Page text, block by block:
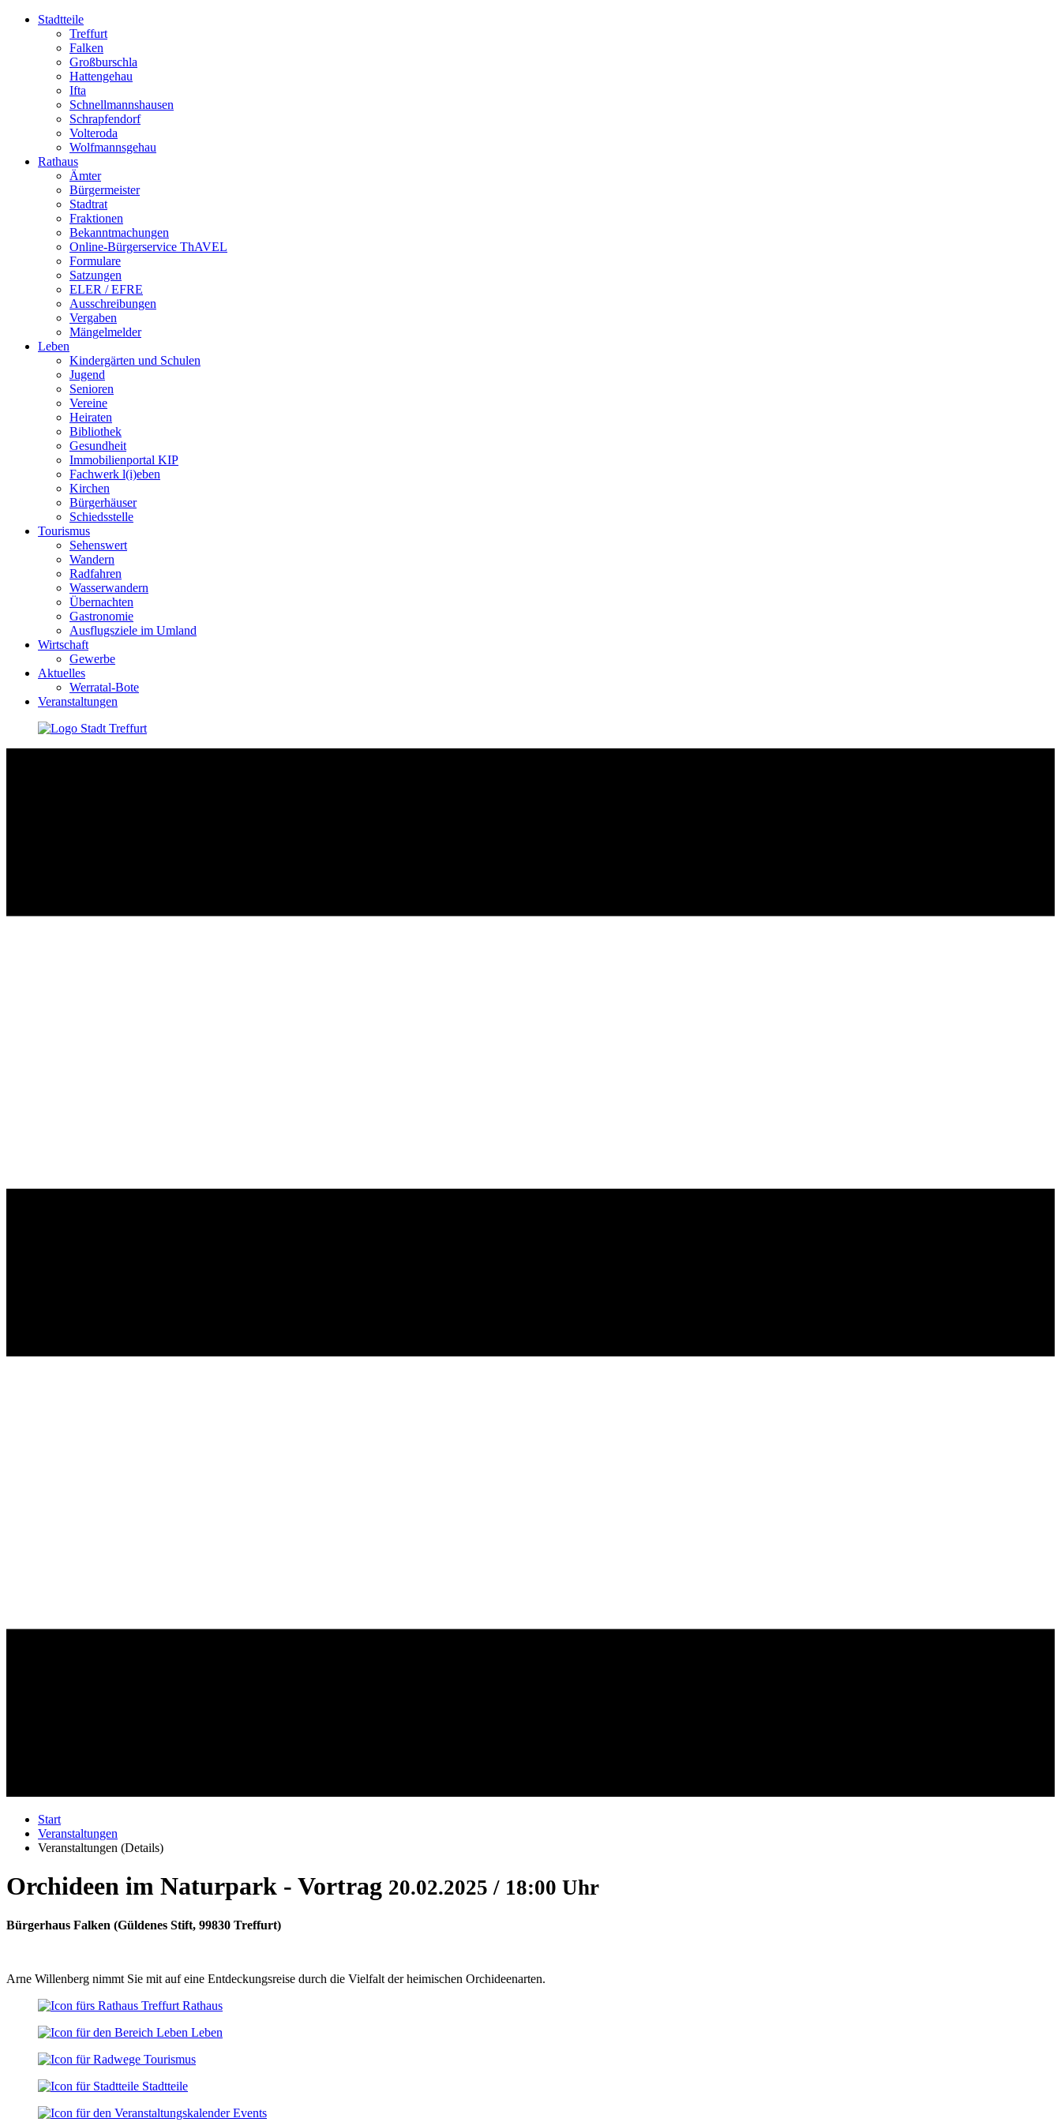
Stadtteile
Treffurt
Falken
Großburschla
Hattengehau
Ifta
Schnellmannshausen
Schrapfendorf
Volteroda
Wolfmannsgehau
Rathaus
Ämter
Bürgermeister
Stadtrat
Fraktionen
Bekanntmachungen
Online-Bürgerservice ThAVEL
Formulare
Satzungen
ELER / EFRE
Ausschreibungen
Vergaben
Mängelmelder
Leben
Kindergärten und Schulen
Jugend
Senioren
Vereine
Heiraten
Bibliothek
Gesundheit
Immobilienportal KIP
Fachwerk l(i)eben
Kirchen
Bürgerhäuser
Schiedsstelle
Tourismus
Sehenswert
Wandern
Radfahren
Wasserwandern
Übernachten
Gastronomie
Ausflugsziele im Umland
Wirtschaft
Gewerbe
Aktuelles
Werratal-Bote
Veranstaltungen
Start
Veranstaltungen
Veranstaltungen (Details)
Orchideen im Naturpark - Vortrag 20.02.2025 / 18:00 Uhr
Bürgerhaus Falken (Güldenes Stift, 99830 Treffurt)
Arne Willenberg nimmt Sie mit auf eine Entdeckungsreise durch die Vielfalt der heimischen Orchideenarten.
Rathaus
Leben
Tourismus
Stadtteile
Events